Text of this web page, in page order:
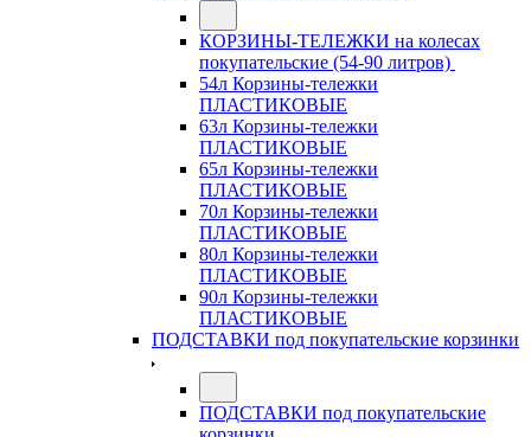
КОРЗИНЫ-ТЕЛЕЖКИ на колесах
покупательские (54-90 литров)
54л Корзины-тележки
ПЛАСТИКОВЫЕ
63л Корзины-тележки
ПЛАСТИКОВЫЕ
65л Корзины-тележки
ПЛАСТИКОВЫЕ
70л Корзины-тележки
ПЛАСТИКОВЫЕ
80л Корзины-тележки
ПЛАСТИКОВЫЕ
90л Корзины-тележки
ПЛАСТИКОВЫЕ
ПОДСТАВКИ под покупательские корзинки
ПОДСТАВКИ под покупательские